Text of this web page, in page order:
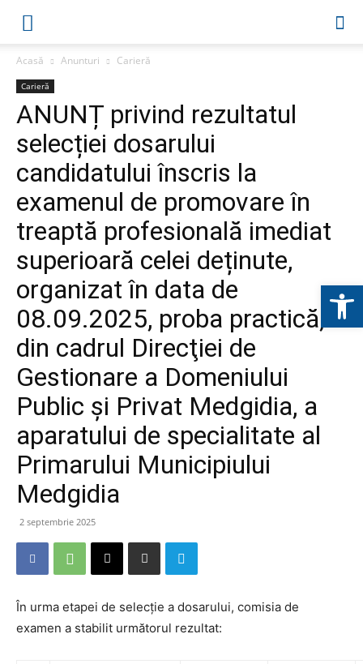
Acasă Anunturi Carieră
Carieră
ANUNȚ privind rezultatul
selecției dosarului
candidatului înscris la
examenul de promovare în
treaptă profesională imediat
superioară celei deținute,
organizat în data de
08.09.2025, proba practică,
din cadrul Direcţiei de
Gestionare a Domeniului
Public şi Privat Medgidia, a
aparatului de specialitate al
Primarului Municipiului
Medgidia
2 septembrie 2025
În urma etapei de selecție a dosarului, comisia de
examen a stabilit următorul rezultat: